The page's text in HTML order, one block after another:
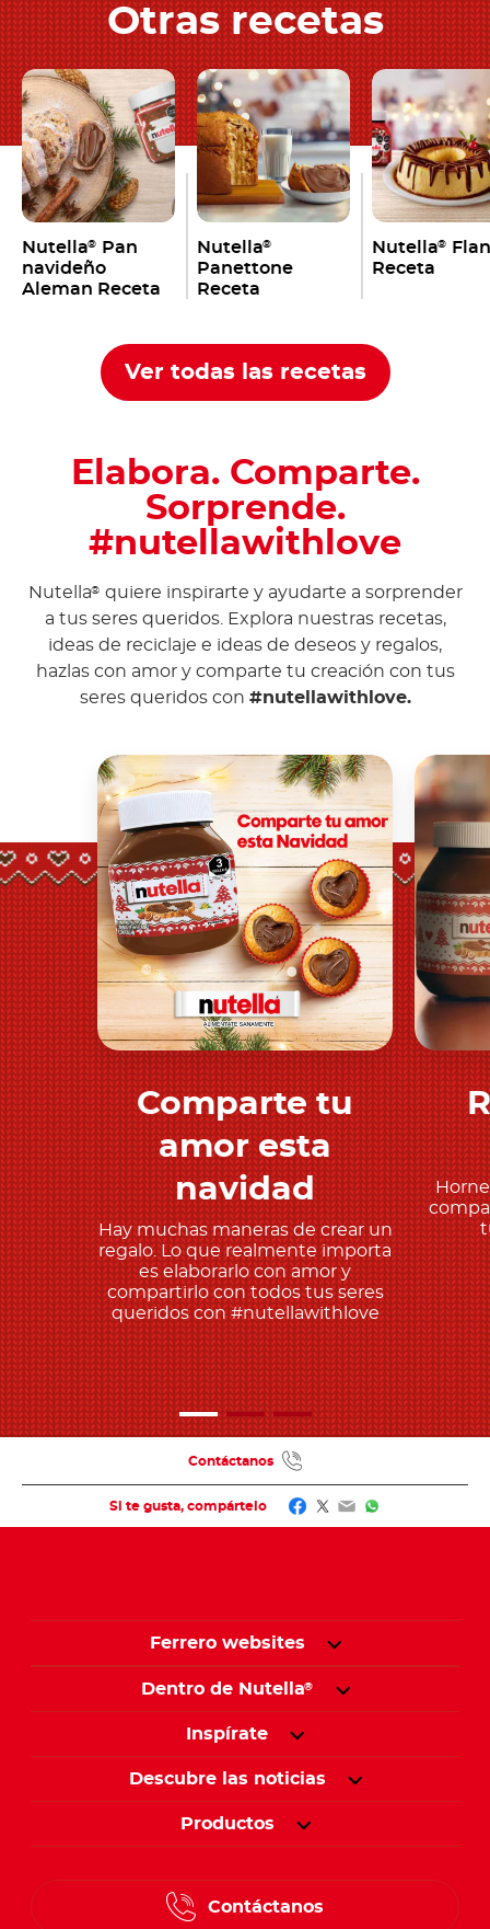
Otras recetas
Nutella® Pan
navideño
Aleman Receta
Nutella®
Panettone
Receta
Nutella® Flan
Receta
Ver todas las recetas
Elabora. Comparte.
Sorprende.
#nutellawithlove
Nutella® quiere inspirarte y ayudarte a sorprender
a tus seres queridos. Explora nuestras recetas,
ideas de reciclaje e ideas de deseos y regalos,
hazlas con amor y comparte tu creación con tus
seres queridos con #nutellawithlove.
Descubre más
Comparte tu
amor esta
navidad
Hay muchas maneras de crear un
regalo. Lo que realmente importa
es elaborarlo con amor y
compartirlo con todos tus seres
queridos con #nutellawithlove
Si te gusta, compártelo Facebook
Twitter
EmailWhatsApp
Contáctanos
Ferrero websites
Dentro de Nutella®
Inspírate
Descubre las noticias
Productos
Contáctanos